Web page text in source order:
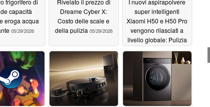
frigorifero di
capacità
eroga acqua
05/29/2026
Rivelato il prezzo di
Dreame Cyber X:
Costo delle scale e
della pulizia 05/29/2026
I nuovi aspirapolvere
super intelligenti
Xiaomi H50 e H50 Pro
vengono rilasciati a
livello globale: Pulizia
ad aria calda05/29/2026